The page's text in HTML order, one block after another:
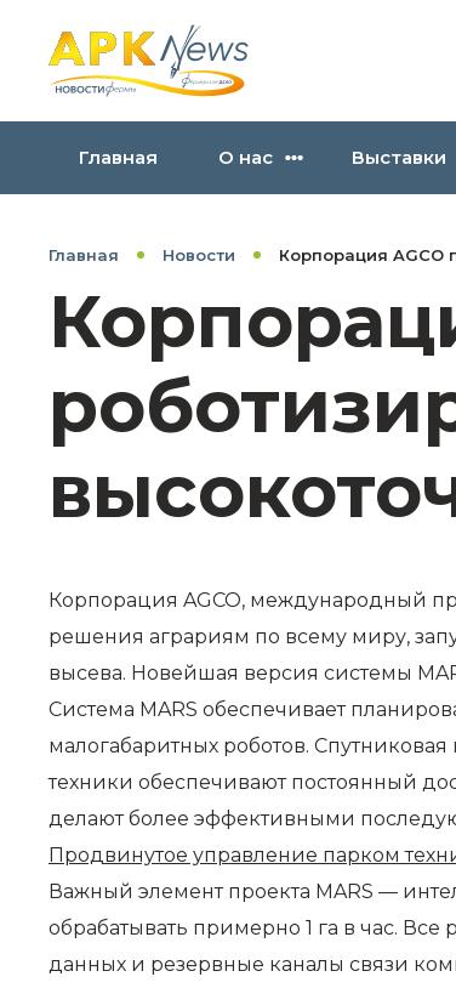
Главная О нас Выставки
Главная Новости Корпорация AGCO
Корпорация AGCO, международный
решения аграриям по всему миру,
высева. Новейшая версия системы
Система MARS обеспечивает
малогабаритных роботов.
техники обеспечивают постоянный
делают более эффективными
Продвинутое управление парком
Важный элемент проекта MARS —
обрабатывать примерно 1 га в час.
данных и резервные каналы связи